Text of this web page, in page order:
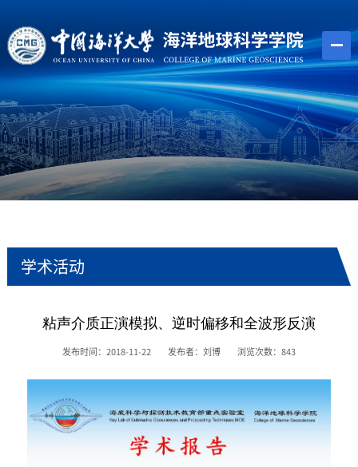
学术活动
粘声介质正演模拟、逆时偏移和全波形反演
发布时间：2018-11-22 发布者：刘博 浏览次数： 843